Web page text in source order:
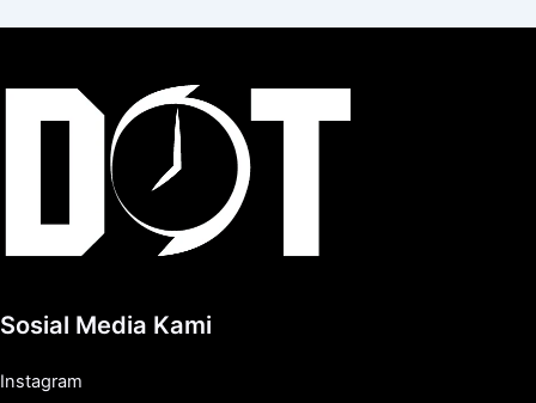
Sosial Media Kami
Instagram